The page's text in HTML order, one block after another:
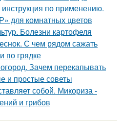
по применению.
комнатных цветов
Болезни картофеля
С чем рядом сажать
по грядке
Зачем перекапывать
и простые советы
собой. Микориза -
и грибов